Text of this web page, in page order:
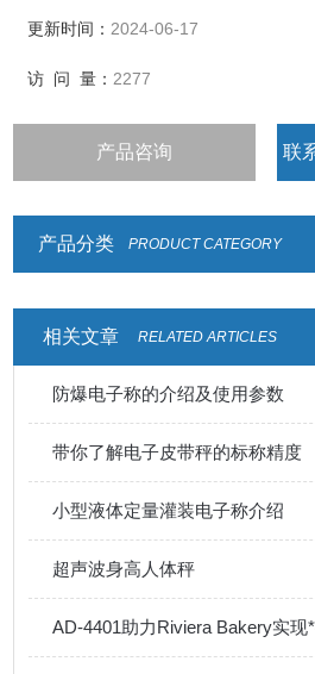
更新时间： 2024-06-17
访 问 量： 2277
产品咨询 联
产品分类 PRODUCT CATEGORY
相关文章 RELATED ARTICLES
防爆电子称的介绍及使用参数
带你了解电子皮带秤的标称精度
小型液体定量灌装电子称介绍
超声波身高人体秤
AD-4401助力Riviera Bakery实现*